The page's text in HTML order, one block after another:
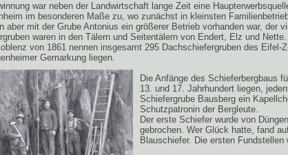
war neben der Landwirtschaft lange Zeit eine
im besonderen Maße zu, wo zunächst in kleinsten
aber mit der Grube Antonius ein größerer Betrieb vorhanden war, der
waren in den Tälern und Seitentälern von Endert, Elz und
von 1861 nennen insgesamt 295 Dachschiefergruben des Eifel-
Gemarkung liegen.
Die Anfänge des Schieferbergbaus
13. und 17. Jahrhundert liegen,
Schiefergrube Bausberg ein
Schutzpatronin der Bergleute.
Der erste Schiefer wurde von
gebrochen. Wer Glück hatte, fand
Blauschiefer. Die ersten